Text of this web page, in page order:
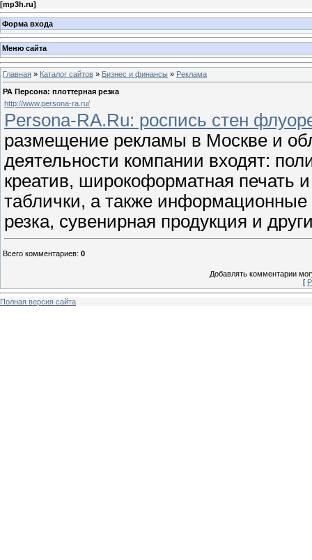
[mp3h.ru]
Форма входа
Меню сайта
Главная » Каталог сайтов » Бизнес и финансы » Реклама
РА Персона: плоттерная резка
http://www.persona-ra.ru/
Persona-RA.Ru: роспись стен
размещение рекламы в Москве и
деятельности компании входят:
креатив, широкоформатная печать
таблички, а также
резка, сувенирная продукция и
Всего комментариев: 0
Добавлять комментарии
[
Полная версия сайта